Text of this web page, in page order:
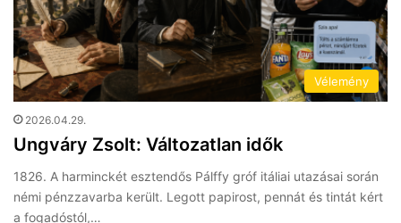
Vélemény
2026.04.29.
Ungváry Zsolt: Változatlan idők
1826. A harminckét esztendős Pálffy gróf itáliai utazásai során
némi pénzzavarba került. Legott papirost, pennát és tintát kért
a fogadóstól,…